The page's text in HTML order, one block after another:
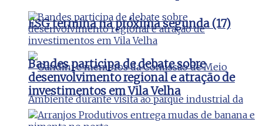
ESG termina na próxima segunda (17)
Bandes participa de debate sobre
desenvolvimento regional e atração de
investimentos em Vila Velha